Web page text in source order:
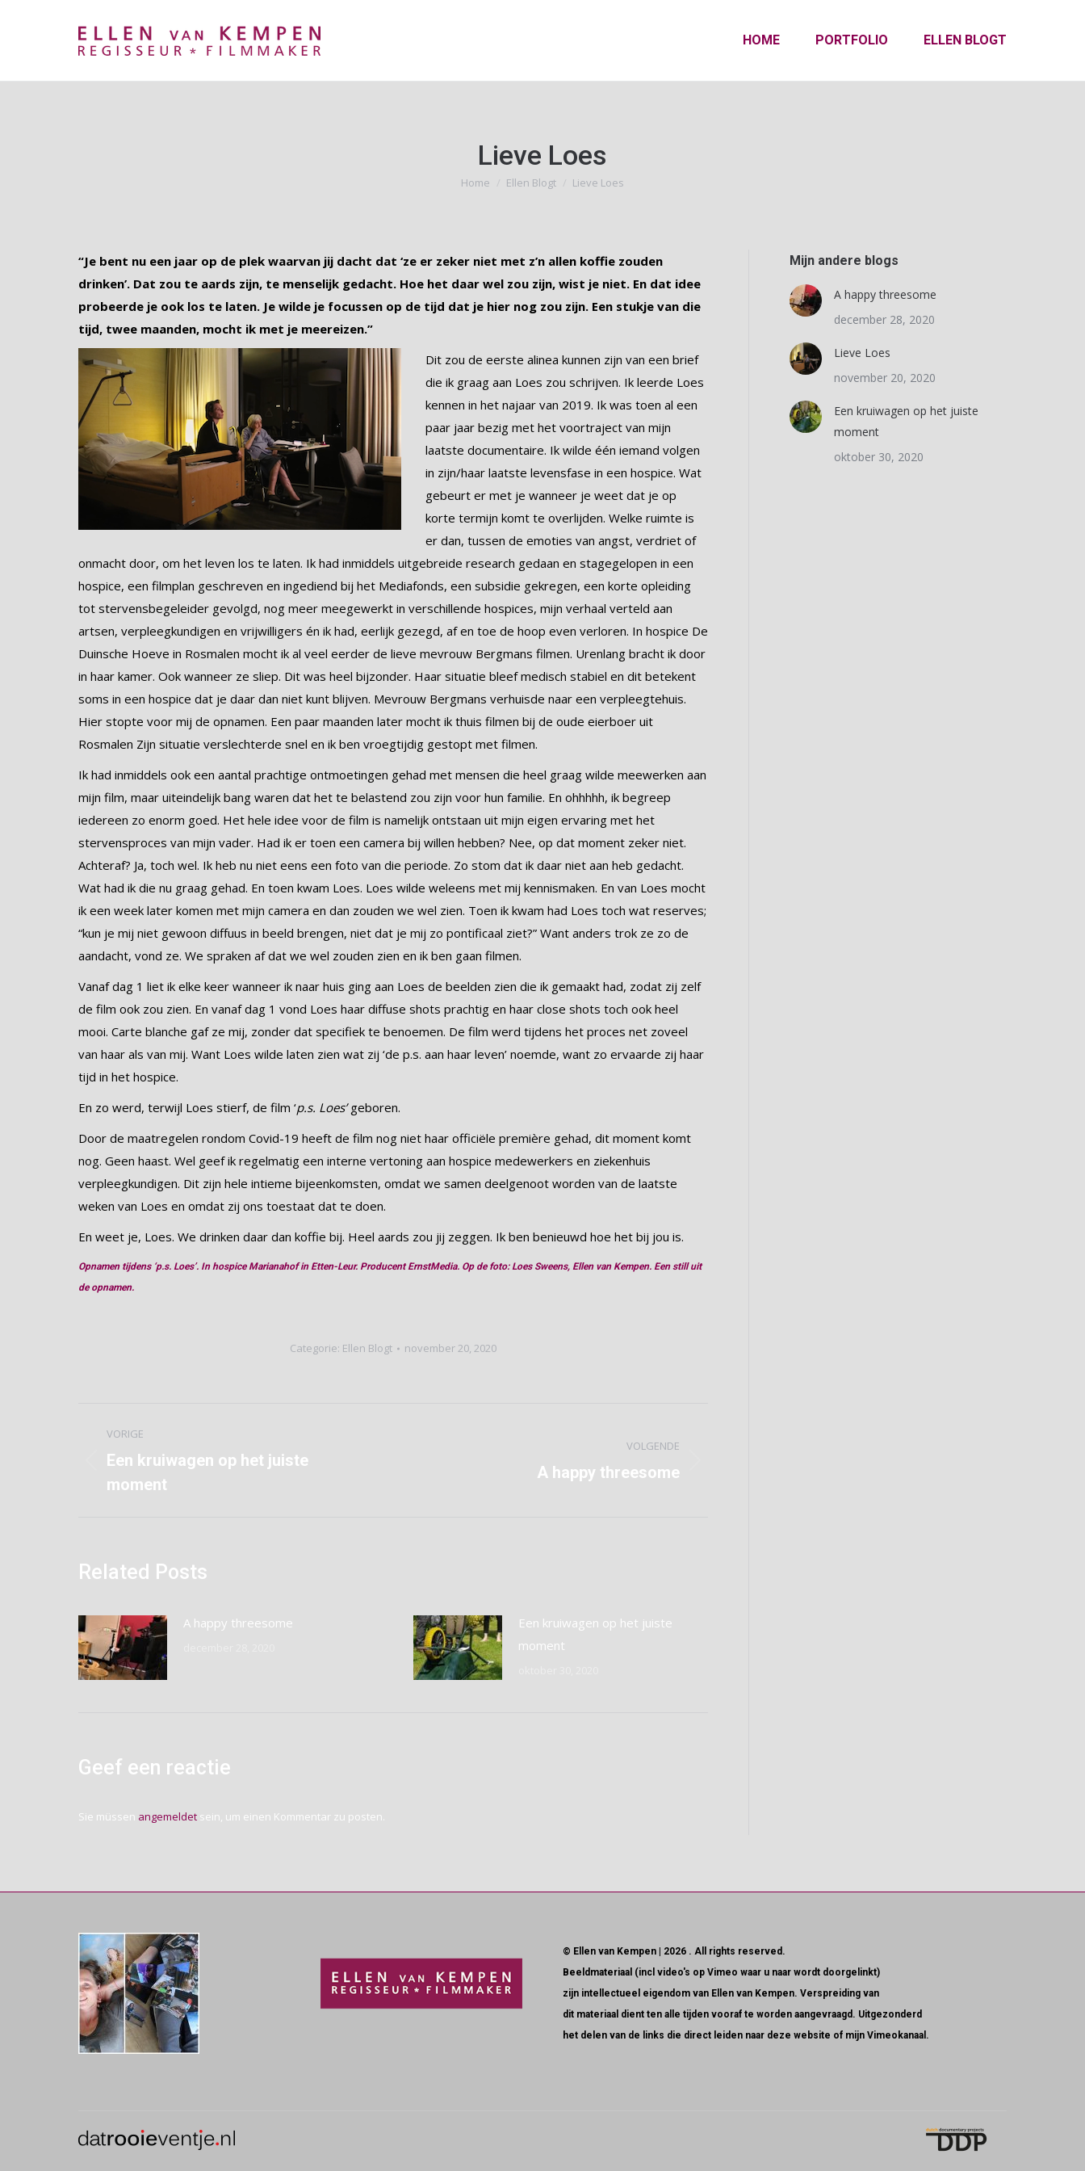
HOME PORTFOLIO ELLEN BLOGT
Lieve Loes
Je bent hier:
Home Ellen Blogt Lieve Loes
“Je bent nu een jaar op de plek waarvan jij dacht dat ‘ze er zeker niet met z’n allen koffie zouden
drinken’. Dat zou te aards zijn, te menselijk gedacht. Hoe het daar wel zou zijn, wist je niet. En dat idee
probeerde je ook los te laten. Je wilde je focussen op de tijd dat je hier nog zou zijn. Een stukje van die
tijd, twee maanden, mocht ik met je meereizen.”
Dit zou de eerste alinea kunnen zijn van een brief
die ik graag aan Loes zou schrijven. Ik leerde Loes
kennen in het najaar van 2019. Ik was toen al een
paar jaar bezig met het voortraject van mijn
laatste documentaire. Ik wilde één iemand volgen
in zijn/haar laatste levensfase in een hospice. Wat
gebeurt er met je wanneer je weet dat je op
korte termijn komt te overlijden. Welke ruimte is
er dan, tussen de emoties van angst, verdriet of
onmacht door, om het leven los te laten. Ik had inmiddels uitgebreide research gedaan en stagegelopen in een
hospice, een filmplan geschreven en ingediend bij het Mediafonds, een subsidie gekregen, een korte opleiding
tot stervensbegeleider gevolgd, nog meer meegewerkt in verschillende hospices, mijn verhaal verteld aan
artsen, verpleegkundigen en vrijwilligers én ik had, eerlijk gezegd, af en toe de hoop even verloren. In hospice De
Duinsche Hoeve in Rosmalen mocht ik al veel eerder de lieve mevrouw Bergmans filmen. Urenlang bracht ik door
in haar kamer. Ook wanneer ze sliep. Dit was heel bijzonder. Haar situatie bleef medisch stabiel en dit betekent
soms in een hospice dat je daar dan niet kunt blijven. Mevrouw Bergmans verhuisde naar een verpleegtehuis.
Hier stopte voor mij de opnamen. Een paar maanden later mocht ik thuis filmen bij de oude eierboer uit
Rosmalen Zijn situatie verslechterde snel en ik ben vroegtijdig gestopt met filmen.
Ik had inmiddels ook een aantal prachtige ontmoetingen gehad met mensen die heel graag wilde meewerken aan
mijn film, maar uiteindelijk bang waren dat het te belastend zou zijn voor hun familie. En ohhhhh, ik begreep
iedereen zo enorm goed. Het hele idee voor de film is namelijk ontstaan uit mijn eigen ervaring met het
stervensproces van mijn vader. Had ik er toen een camera bij willen hebben? Nee, op dat moment zeker niet.
Achteraf? Ja, toch wel. Ik heb nu niet eens een foto van die periode. Zo stom dat ik daar niet aan heb gedacht.
Wat had ik die nu graag gehad. En toen kwam Loes. Loes wilde weleens met mij kennismaken. En van Loes mocht
ik een week later komen met mijn camera en dan zouden we wel zien. Toen ik kwam had Loes toch wat reserves;
“kun je mij niet gewoon diffuus in beeld brengen, niet dat je mij zo pontificaal ziet?” Want anders trok ze zo de
aandacht, vond ze. We spraken af dat we wel zouden zien en ik ben gaan filmen.
Vanaf dag 1 liet ik elke keer wanneer ik naar huis ging aan Loes de beelden zien die ik gemaakt had, zodat zij zelf
de film ook zou zien. En vanaf dag 1 vond Loes haar diffuse shots prachtig en haar close shots toch ook heel
mooi. Carte blanche gaf ze mij, zonder dat specifiek te benoemen. De film werd tijdens het proces net zoveel
van haar als van mij. Want Loes wilde laten zien wat zij ‘de p.s. aan haar leven’ noemde, want zo ervaarde zij haar
tijd in het hospice.
En zo werd, terwijl Loes stierf, de film ‘p.s. Loes’geboren.
Door de maatregelen rondom Covid-19 heeft de film nog niet haar officiële première gehad, dit moment komt
nog. Geen haast. Wel geef ik regelmatig een interne vertoning aan hospice medewerkers en ziekenhuis
verpleegkundigen. Dit zijn hele intieme bijeenkomsten, omdat we samen deelgenoot worden van de laatste
weken van Loes en omdat zij ons toestaat dat te doen.
En weet je, Loes. We drinken daar dan koffie bij. Heel aards zou jij zeggen. Ik ben benieuwd hoe het bij jou is.
Opnamen tijdens ‘p.s. Loes’. In hospice Marianahof in Etten-Leur. Producent ErnstMedia. Op de foto: Loes Sweens, Ellen van Kempen. Een still uit
de opnamen.
Categorie: Ellen Blogt november 20, 2020
navigatie
VORIGE
Vorig
bericht
Een kruiwagen op het juiste
moment
VOLGENDE
A happy threesome
Related Posts
A happy threesome
Een kruiwagen op het juiste
moment
Geef een reactie
Sie müssen angemeldet sein, um einen Kommentar zu posten.
Mijn andere blogs
A happy threesome
december 28, 2020
Lieve Loes
november 20, 2020
Een kruiwagen op het juiste
moment
oktober 30, 2020
© Ellen van Kempen | 2026 . All rights reserved.
Beeldmateriaal (incl video's op Vimeo waar u naar wordt doorgelinkt)
zijn intellectueel eigendom van Ellen van Kempen. Verspreiding van
dit materiaal dient ten alle tijden vooraf te worden aangevraagd. Uitgezonderd
het delen van de links die direct leiden naar deze website of mijn Vimeokanaal.